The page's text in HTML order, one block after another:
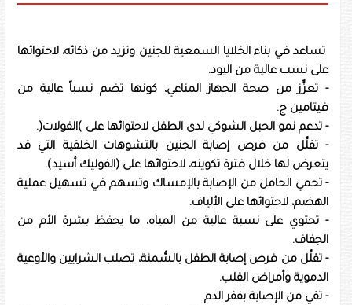
تساعد في بناء الخلايا السمعية للجنين وتزيد من ذكائه، لاحتوائها
على نسب عالية من اليود.
- تعزِّز من صحة الجهاز المناعي، كونها تضم نسباً عالية من
فيتامين ج.
- تدعم نمو الحبل الشوكي لدى الطفل لاحتوائها على )الفولات(.
- تقلِّل من فرص إصابة الجنين بالتشوهات الخلقية التي قد
يتعرض لها خلال فترة تكوينه، لاحتوائها على (الفوليك أسيد).
- تحمي الحامل من الإصابة بالإمساك وتسهم في تسهيل عملية
الهضم، لاحتوائها على الألياف.
- تحتوي على نسبة عالية من المياه، ما يحفظ بشرة الأم من
الجفاف.
- تقلِّل من فرص إصابة الطفل بالسُّمنة، تصلب الشرايين والأوعية
الدموية وأمراض القلب.
- تقي من الإصابة بفقر الدم.